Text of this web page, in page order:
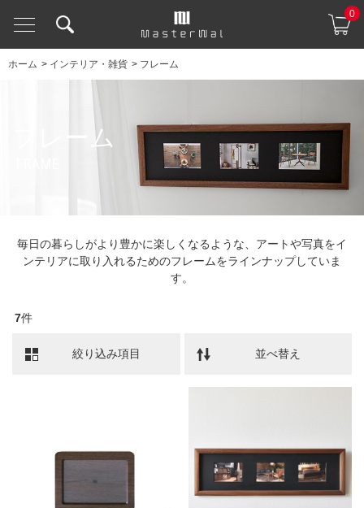
0
ホーム > インテリア・雑貨 > フレーム
フレーム
毎日の暮らしがより豊かに楽しくなるような、アートや写真をイ
ンテリアに取り入れるためのフレームをラインナップしていま
す。
7件
絞り込み項目 並べ替え